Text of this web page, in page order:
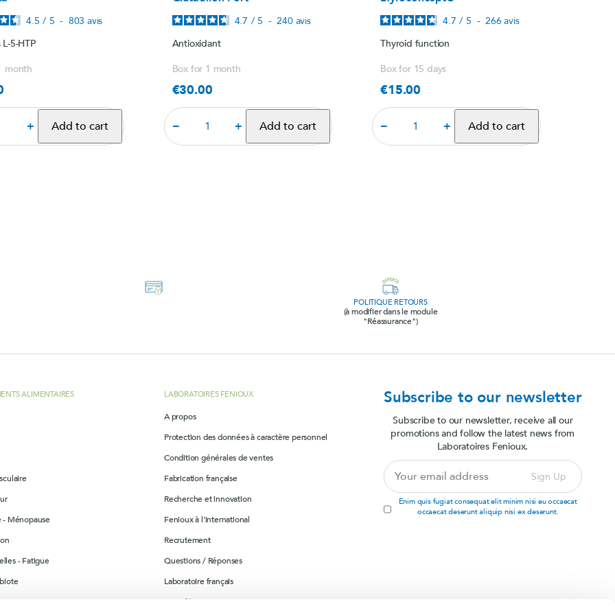
4.5 / 5 - 803 avis
5-HTP
month
+ Add to cart
4.7 / 5 - 240 avis
Antioxidant
Box for 1 month
Price
€30.00
− + Add to cart
4.7 / 5 - 266avis
Thyroid function
Box for 15 days
Price
€15.00
− + Add to cart
POLITIQUE RETOURS
(à modifier dans le module
"Réassurance")
ALIMENTAIRES
- Ménopause
- Fatigue
LABORATOIRES FENIOUX
A propos
Protection des données à caractère personnel
Condition générales de ventes
Fabrication française
Recherche et innovation
Fenioux à l'international
Recrutement
Questions / Réponses
Laboratoire français
Contrôle & suivi
Subscribe to our newsletter
Subscribe to our newsletter, receive all our
promotions and follow the latest news from
Laboratoires Fenioux.
email
address
Sign Up
Enim quis fugiat consequat elit minim nisi eu occaecat
occaecat deserunt aliquip nisi ex deserunt.